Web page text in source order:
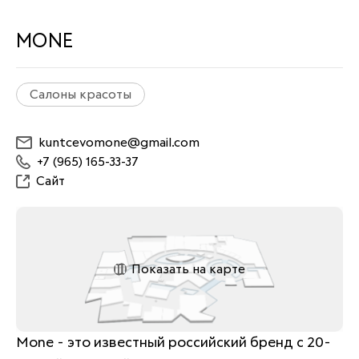
MONE
Салоны красоты
kuntcevomone@gmail.com
+7 (965) 165-33-37
Сайт
Показать на карте
Mone - это известный российский бренд с 20-